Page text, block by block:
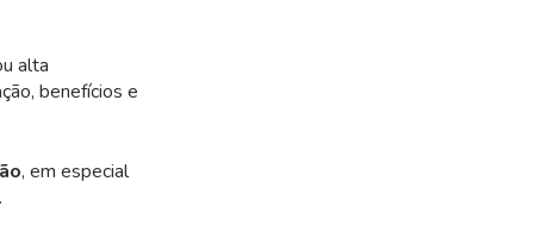
alta
benefícios e
, em especial